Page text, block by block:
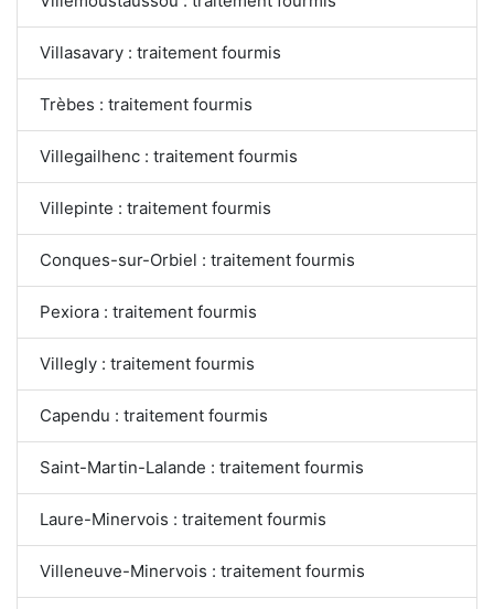
Villasavary : traitement fourmis
Trèbes : traitement fourmis
Villegailhenc : traitement fourmis
Villepinte : traitement fourmis
Conques-sur-Orbiel : traitement fourmis
Pexiora : traitement fourmis
Villegly : traitement fourmis
Capendu : traitement fourmis
Saint-Martin-Lalande : traitement fourmis
Laure-Minervois : traitement fourmis
Villeneuve-Minervois : traitement fourmis